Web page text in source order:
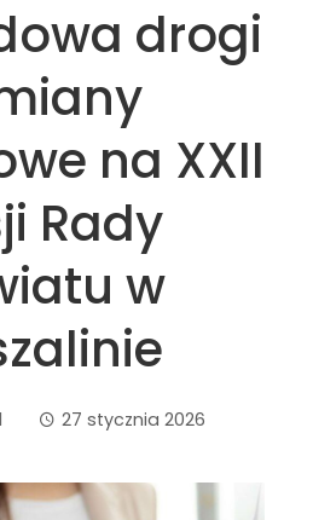
drogi
na XXII
Rady
w
27 stycznia 2026